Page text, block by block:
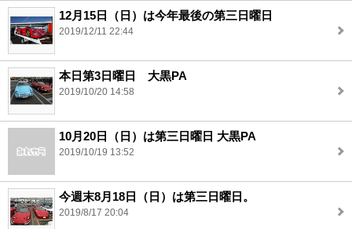
12月15日（日）は今年最後の第三日曜日
2019/12/11 22:44
本日第3日曜日 大黒PA
2019/10/20 14:58
10月20日（日）は第三日曜日 大黒PA
2019/10/19 13:52
今週末8月18日（日）は第三日曜日。
2019/8/17 20:04